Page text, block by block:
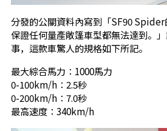
分發的公關資料內寫到「SF90 Spider
保證任何量產敞篷車型都無法達到。
事，這款車驚人的規格如下所記。
最大綜合馬力：1000馬力
0-100km/h：2.5秒
0-200km/h：7.0秒
最高速度：340km/h